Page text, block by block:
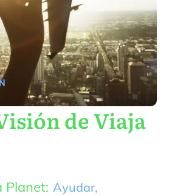
de Viaja
Planet: Ayudar,